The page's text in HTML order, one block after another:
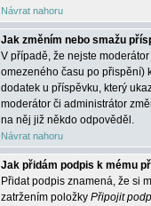
Návrat nahoru
Jak změním nebo smažu
V případě, že nejste
omezeného času po přispění)
dodatek u příspěvku, který
moderátor či administrátor
na něj již někdo odpověděl.
Návrat nahoru
Jak přidám podpis k mému
Přidat podpis znamená, že si
zatržením položky Připojit